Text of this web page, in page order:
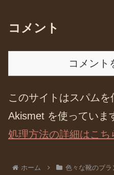
コメント
コメント
このサイトはスパムを
Akismet を使っていま
処理方法の詳細はこち
ホーム 色々な靴のブラ